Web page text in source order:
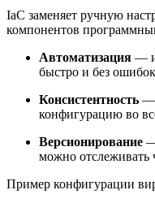
IaC заменяет ручную
компонентов
Автоматизация —
быстро и без
Консистентность —
конфигурацию во
Версионирование —
можно отслеживать
Пример конфигурации